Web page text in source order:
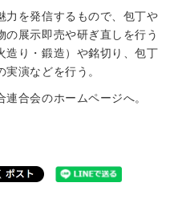
力を発信するもので、包丁や
展示即売や研ぎ直しを行う
造り・鍛造）や銘切り、包丁
演などを行う。
合会のホームページへ。